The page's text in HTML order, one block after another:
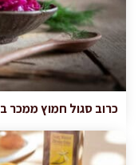
כרוב סגול חמוץ ממכר ב-10 דקות, בלי בישול